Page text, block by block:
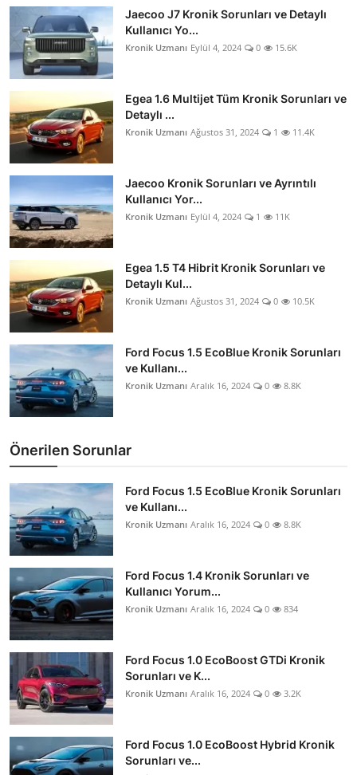
Jaecoo J7 Kronik Sorunları ve Detaylı
Kullanıcı Yo...
Kronik Uzmanı Eylül 4, 2024 0 15.6K
Egea 1.6 Multijet Tüm Kronik Sorunları ve
Detaylı ...
Kronik Uzmanı Ağustos 31, 2024 1 11.4K
Jaecoo Kronik Sorunları ve Ayrıntılı
Kullanıcı Yor...
Kronik Uzmanı Eylül 4, 2024 1 11K
Egea 1.5 T4 Hibrit Kronik Sorunları ve
Detaylı Kul...
Kronik Uzmanı Ağustos 31, 2024 0 10.5K
Ford Focus 1.5 EcoBlue Kronik Sorunları
ve Kullanı...
Kronik Uzmanı Aralık 16, 2024 0 8.8K
Önerilen Sorunlar
Ford Focus 1.5 EcoBlue Kronik Sorunları
ve Kullanı...
Kronik Uzmanı Aralık 16, 2024 0 8.8K
Ford Focus 1.4 Kronik Sorunları ve
Kullanıcı Yorum...
Kronik Uzmanı Aralık 16, 2024 0 834
Ford Focus 1.0 EcoBoost GTDi Kronik
Sorunları ve K...
Kronik Uzmanı Aralık 16, 2024 0 3.2K
Ford Focus 1.0 EcoBoost Hybrid Kronik
Sorunları ve...